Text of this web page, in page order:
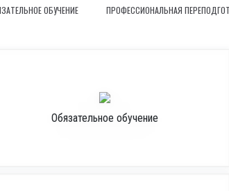
ОБУЧЕНИЕ ПРОФЕССИОНАЛЬНАЯ
Обязательное обучение